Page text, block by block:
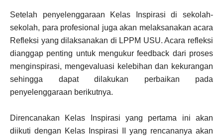
Setelah penyelenggaraan Kelas Inspirasi di sekolah-
sekolah, para profesional juga akan melaksanakan acara
Refleksi yang dilaksanakan di LPPM USU. Acara refleksi
dianggap penting untuk mengukur feedback dari proses
menginspirasi, mengevaluasi kelebihan dan kekurangan
sehingga dapat dilakukan perbaikan pada
penyelenggaraan berikutnya.
Direncanakan Kelas Inspirasi yang pertama ini akan
diikuti dengan Kelas Inspirasi II yang rencananya akan